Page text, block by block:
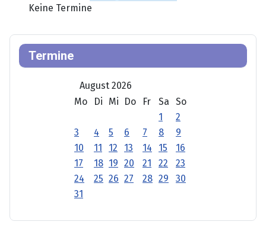
Keine Termine
Termine
August 2026
Mo
Di Mi Do Fr Sa
So
1
2
3
4 5 6 7 8
9
10
11 12 13 14 15
16
17
18 19 20 21 22
23
24
25 26 27 28 29
30
31